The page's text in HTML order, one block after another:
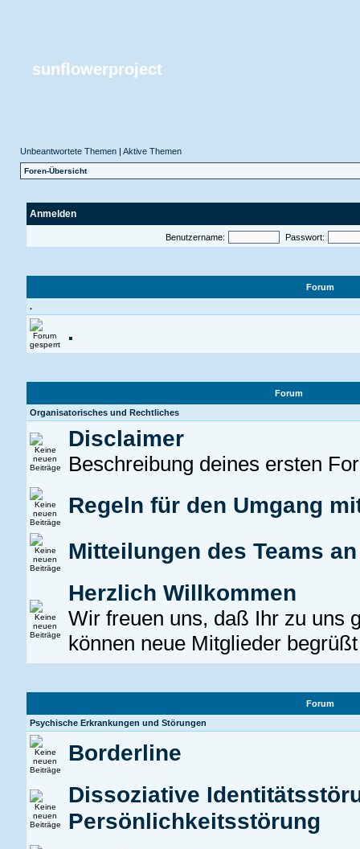
sunflowerproject
Unbeantwortete Themen| Aktive Themen
Foren-Übersicht
Anmelden
Benutzername: Passwort:
Forum
.
.
Forum
Organisatorisches und Rechtliches
Disclaimer
Beschreibung deines ersten
Regeln für den Umgang
Mitteilungen des Teams
Herzlich Willkommen
Wir freuen uns, daß Ihr zu uns
können neue Mitglieder
Forum
Psychische Erkrankungen und Störungen
Borderline
Dissoziative
Persönlichkeitsstörung